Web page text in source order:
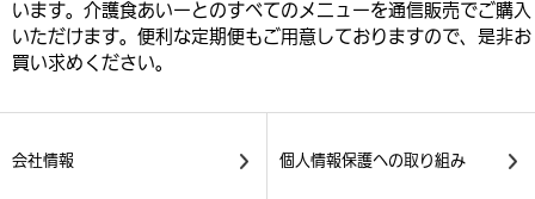
います。介護食あいーとのすべてのメニューを通信販売でご購入
いただけます。便利な定期便もご用意しておりますので、是非お
買い求めください。
会社情報 個人情報保護への取り組み